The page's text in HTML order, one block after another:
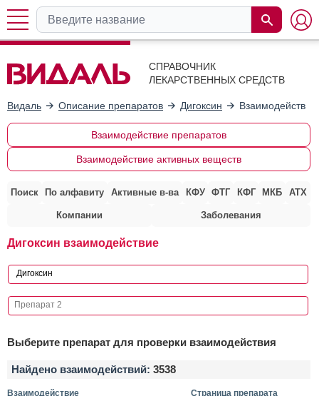
СПРАВОЧНИК
ЛЕКАРСТВЕННЫХ СРЕДСТВ
Видаль Описание препаратов Дигоксин
Взаимодействие препаратов
Взаимодействие активных веществ
Поиск По алфавиту Активные в-ва КФУ ФТГ КФГ МКБ АТХ
Компании Заболевания
Дигоксин взаимодействие
Выберите препарат для проверки взаимодействия
Найдено взаимодействий: 3538
Взаимодействие Страница препарата